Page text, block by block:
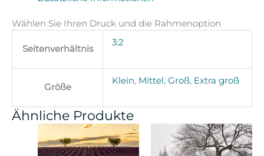
Wählen Sie Ihren Druck und die Rahmenoption
Seitenverhältnis
3:2
Größe
Klein, Mittel, Groß, Extra groß
Ähnliche Produkte